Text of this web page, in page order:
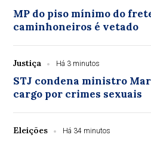
MP do piso mínimo do
caminhoneiros é vetado
Justiça Há 3 minutos
STJ condena ministro
cargo por crimes sexuais
Eleições Há 34 minutos